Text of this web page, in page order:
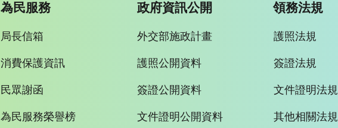
為民服務
局長信箱
消費保護資訊
民眾謝函
為民服務榮譽榜
政府資訊公開
外交部施政計畫
護照公開資料
簽證公開資料
文件證明公開資料
領務法規
護照法規
簽證法規
文件證明法規
其他相關法規